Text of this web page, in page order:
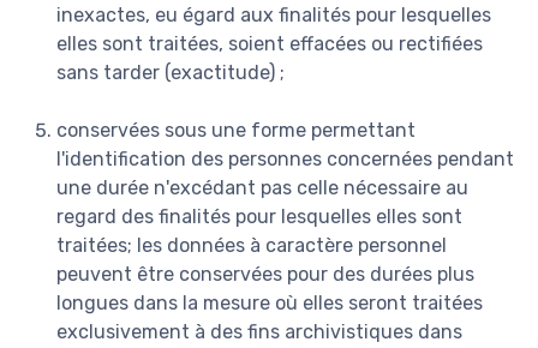
inexactes, eu égard aux finalités pour lesquelles
elles sont traitées, soient effacées ou rectifiées
sans tarder (exactitude) ;
conservées sous une forme permettant
l'identification des personnes concernées pendant
une durée n'excédant pas celle nécessaire au
regard des finalités pour lesquelles elles sont
traitées; les données à caractère personnel
peuvent être conservées pour des durées plus
longues dans la mesure où elles seront traitées
exclusivement à des fins archivistiques dans